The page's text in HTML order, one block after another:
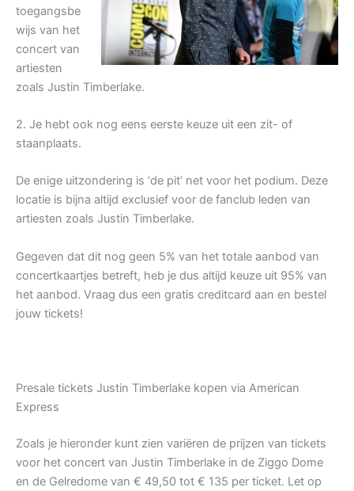
toegangsbe
wijs van het
concert van
artiesten
zoals Justin Timberlake.
2. Je hebt ook nog eens eerste keuze uit een zit- of
staanplaats.
De enige uitzondering is ‘de pit’ net voor het podium. Deze
locatie is bijna altijd exclusief voor de fanclub leden van
artiesten zoals Justin Timberlake.
Gegeven dat dit nog geen 5% van het totale aanbod van
concertkaartjes betreft, heb je dus altijd keuze uit 95% van
het aanbod. Vraag dus een gratis creditcard aan en bestel
jouw tickets!
Presale tickets Justin Timberlake kopen via American
Express
Zoals je hieronder kunt zien variëren de prijzen van tickets
voor het concert van Justin Timberlake in de Ziggo Dome
en de Gelredome van € 49,50 tot € 135 per ticket. Let op